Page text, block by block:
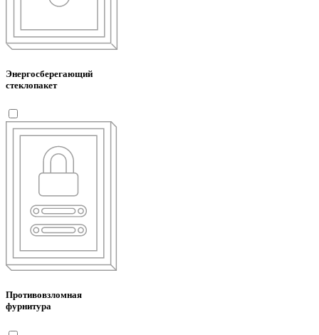
Энергосберегающий
стеклопакет
Противовзломная
фурнитура